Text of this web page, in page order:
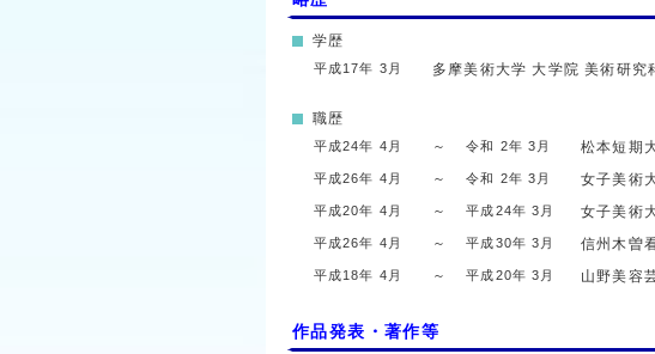
学歴
平成17年 3月 多摩美術大学 大学院美術研究
職歴
平成24年 4月 ～令和 2年 3月 松本短期
平成26年 4月 ～令和 2年 3月 女子美術
平成20年 4月 ～平成24年 3月 女子美術
平成26年 4月 ～平成30年 3月 信州木曽
平成18年 4月 ～平成20年 3月 山野美容
作品発表・著作等